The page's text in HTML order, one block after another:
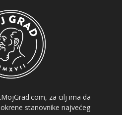
za cilj ima da
stanovnike najvećeg